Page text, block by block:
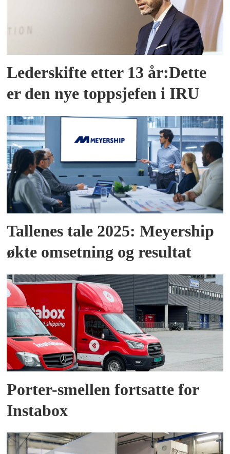
Lederskifte etter 13 år:Dette
er den nye toppsjefen i IRU
Tallenes tale 2025: Meyership
økte omsetning og resultat
Porter-smellen fortsatte for
Instabox